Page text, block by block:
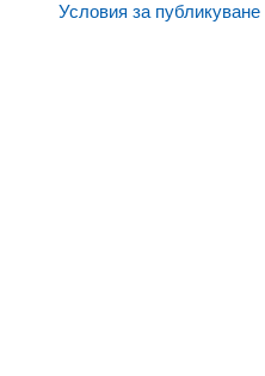
Условия за